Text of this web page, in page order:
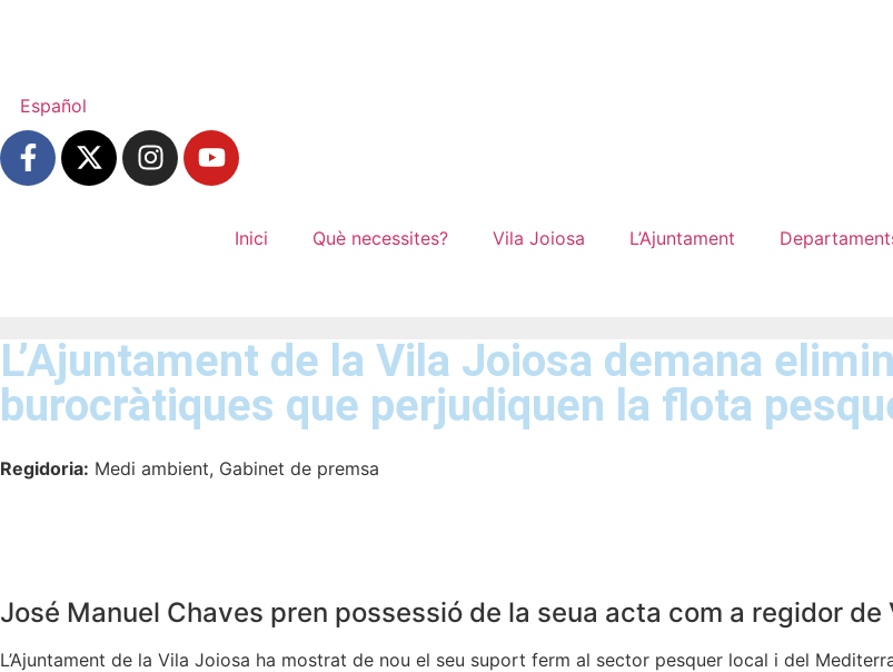
Español
Inici Què necessites? Vila Joiosa L’Ajuntament
L’Ajuntament de la Vila Joiosa demana
burocràtiques que perjudiquen la flota
Regidoria: Medi ambient, Gabinet de premsa
José Manuel Chaves pren possessió de la seua acta com a regidor de
L’Ajuntament de la Vila Joiosa ha mostrat de nou el seu suport ferm al sector pesquer local i del